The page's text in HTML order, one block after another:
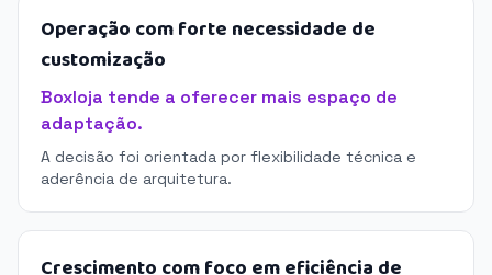
Operação com forte necessidade de
customização
Boxloja tende a oferecer mais espaço de
adaptação.
A decisão foi orientada por flexibilidade técnica e
aderência de arquitetura.
Crescimento com foco em eficiência de